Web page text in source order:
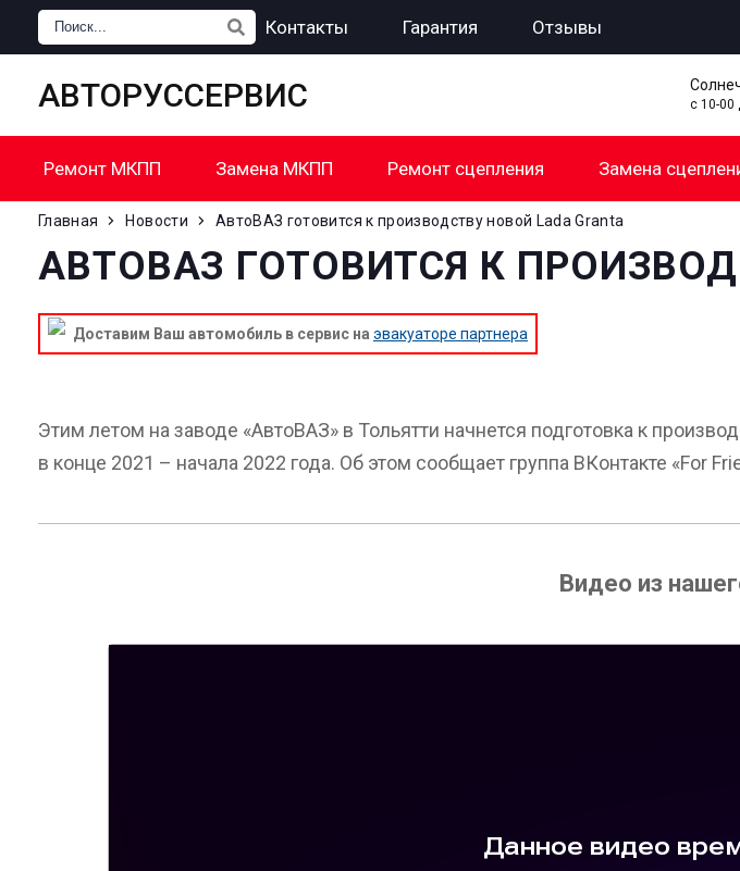
Главная Контакты Гарантия Отзывы
АВТОРУССЕРВИС с 10-00
Ремонт МКПП Замена МКПП Ремонт сцепления Замена
Главная Новости АвтоВАЗ готовится к производству новой Lada Granta
АВТОВАЗ ГОТОВИТСЯ К
Доставим Ваш автомобиль в сервис на эвакуаторе партнера
Этим летом на заводе «АвтоВАЗ» в Тольятти начнется подготовка к
в конце 2021 – начала 2022 года. Об этом сообщает группа ВКонтакте «For
Видео из